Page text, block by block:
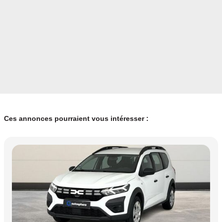
Ces annonces pourraient vous intéresser :